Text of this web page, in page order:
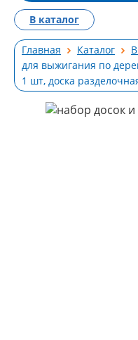
Главная Каталог
для выжигания по
1 шт, доска
В каталог